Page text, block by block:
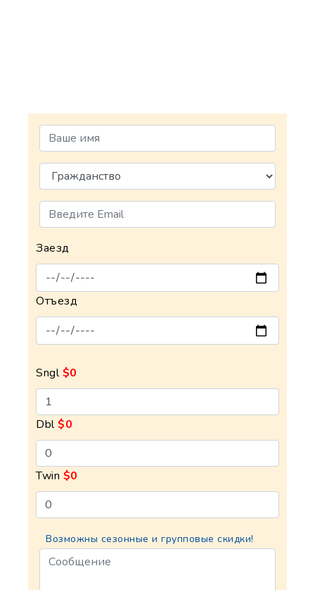
Заезд
Отъезд
Sngl$0
Dbl$0
Twin $0
Возможны сезонные и групповые скидки!